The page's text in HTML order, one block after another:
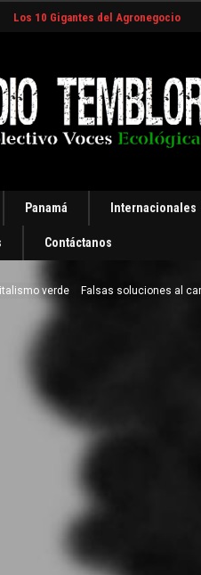
Los 10 Gigantes del Agronegocio
Panamá Internacionales
Contáctanos
verde Falsas soluciones al